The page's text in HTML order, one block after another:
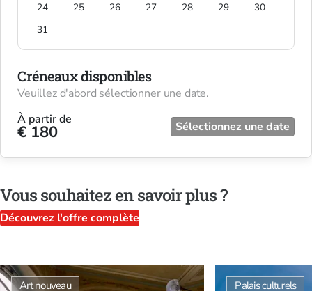
24
25 26 27 28 29
30
31
Créneaux disponibles
Veuillez d'abord sélectionner une date.
À partir de
€ 180 Sélectionnez une date
Vous souhaitez en savoir plus ?
Découvrez l'offre complète
Art nouveau Palais culturels